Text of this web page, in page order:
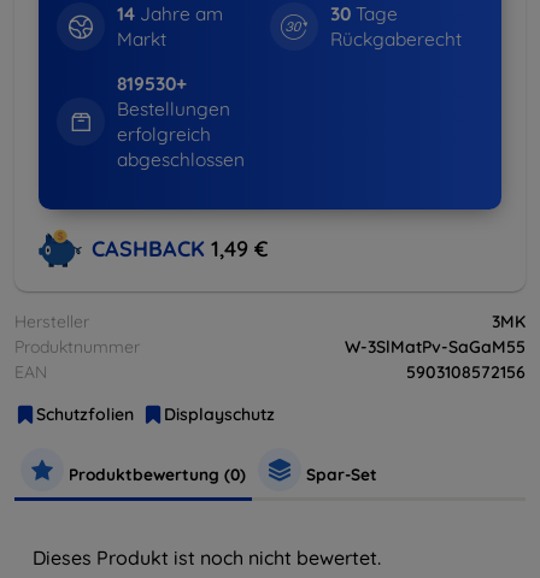
14Jahre am
Markt
30 Tage
Rückgaberecht
819530+
Bestellungen
erfolgreich
abgeschlossen
CASHBACK 1,49 €
Hersteller
3MK
Produktnummer
W-3SlMatPv-SaGaM55
EAN
5903108572156
Schutzfolien
Displayschutz
Produktbewertung (0) Spar-Set
Dieses Produkt ist noch nicht bewertet.